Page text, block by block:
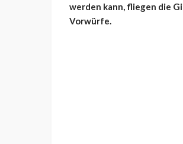
werden kann, fliegen die
Vorwürfe.